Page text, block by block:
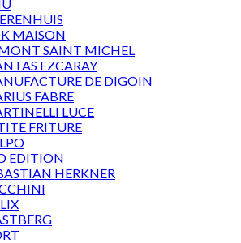
MAISON
SAINT MICHEL
EZCARAY
DE DIGOIN
FABRE
LUCE
FRITURE
EDITION
HERKNER